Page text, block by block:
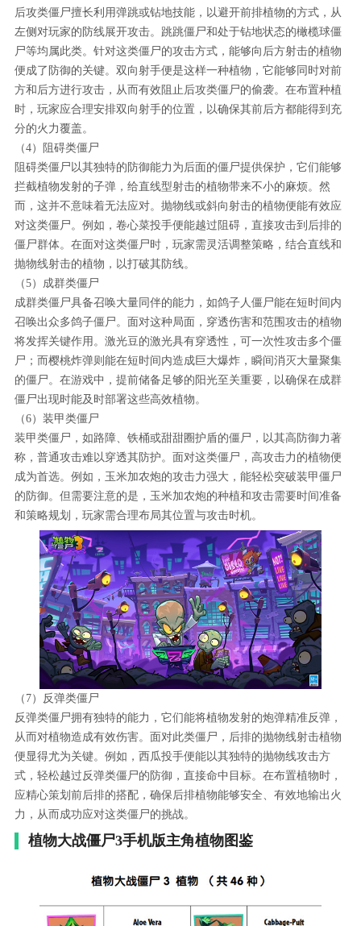
后攻类僵尸擅长利用弹跳或钻地技能，以避开前排植物的方式，从
左侧对玩家的防线展开攻击。跳跳僵尸和处于钻地状态的橄榄球僵
尸等均属此类。针对这类僵尸的攻击方式，能够向后方射击的植物
便成了防御的关键。双向射手便是这样一种植物，它能够同时对前
方和后方进行攻击，从而有效阻止后攻类僵尸的偷袭。在布置种植
时，玩家应合理安排双向射手的位置，以确保其前后方都能得到充
分的火力覆盖。
（4）阻碍类僵尸
阻碍类僵尸以其独特的防御能力为后面的僵尸提供保护，它们能够
拦截植物发射的子弹，给直线型射击的植物带来不小的麻烦。然
而，这并不意味着无法应对。抛物线或斜向射击的植物便能有效应
对这类僵尸。例如，卷心菜投手便能越过阻碍，直接攻击到后排的
僵尸群体。在面对这类僵尸时，玩家需灵活调整策略，结合直线和
抛物线射击的植物，以打破其防线。
（5）成群类僵尸
成群类僵尸具备召唤大量同伴的能力，如鸽子人僵尸能在短时间内
召唤出众多鸽子僵尸。面对这种局面，穿透伤害和范围攻击的植物
将发挥关键作用。激光豆的激光具有穿透性，可一次性攻击多个僵
尸；而樱桃炸弹则能在短时间内造成巨大爆炸，瞬间消灭大量聚集
的僵尸。在游戏中，提前储备足够的阳光至关重要，以确保在成群
僵尸出现时能及时部署这些高效植物。
（6）装甲类僵尸
装甲类僵尸，如路障、铁桶或甜甜圈护盾的僵尸，以其高防御力著
称，普通攻击难以穿透其防护。面对这类僵尸，高攻击力的植物便
成为首选。例如，玉米加农炮的攻击力强大，能轻松突破装甲僵尸
的防御。但需要注意的是，玉米加农炮的种植和攻击需要时间准备
和策略规划，玩家需合理布局其位置与攻击时机。
（7）反弹类僵尸
反弹类僵尸拥有独特的能力，它们能将植物发射的炮弹精准反弹，
从而对植物造成有效伤害。面对此类僵尸，后排的抛物线射击植物
便显得尤为关键。例如，西瓜投手便能以其独特的抛物线攻击方
式，轻松越过反弹类僵尸的防御，直接命中目标。在布置植物时，
应精心策划前后排的搭配，确保后排植物能够安全、有效地输出火
力，从而成功应对这类僵尸的挑战。
植物大战僵尸3手机版主角植物图鉴